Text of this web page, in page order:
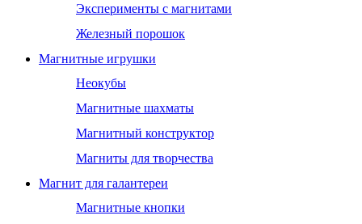
Эксперименты с магнитами
Железный порошок
Магнитные игрушки
Неокубы
Магнитные шахматы
Магнитный конструктор
Магниты для творчества
Магнит для галантереи
Магнитные кнопки